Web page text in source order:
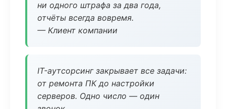
ни одного штрафа за два года,
отчёты всегда вовремя.
— Клиент компании
IT-аутсорсинг закрывает все задачи:
от ремонта ПК до настройки
серверов. Одно число — один